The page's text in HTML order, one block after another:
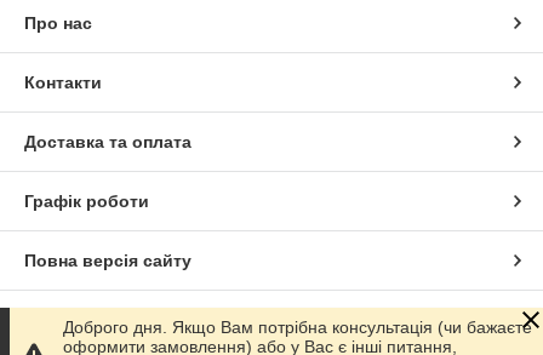
Про нас
Контакти
Доставка та оплата
Графік роботи
Повна версія сайту
Сайт створено на маркетплейсіProm.ua
Доброго дня. Якщо Вам потрібна консультація (чи бажаєте
оформити замовлення) або у Вас є інші питання,